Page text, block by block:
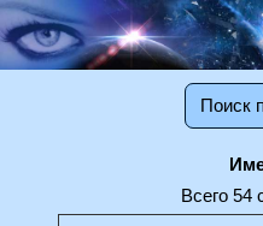
Поиск
Всего 54